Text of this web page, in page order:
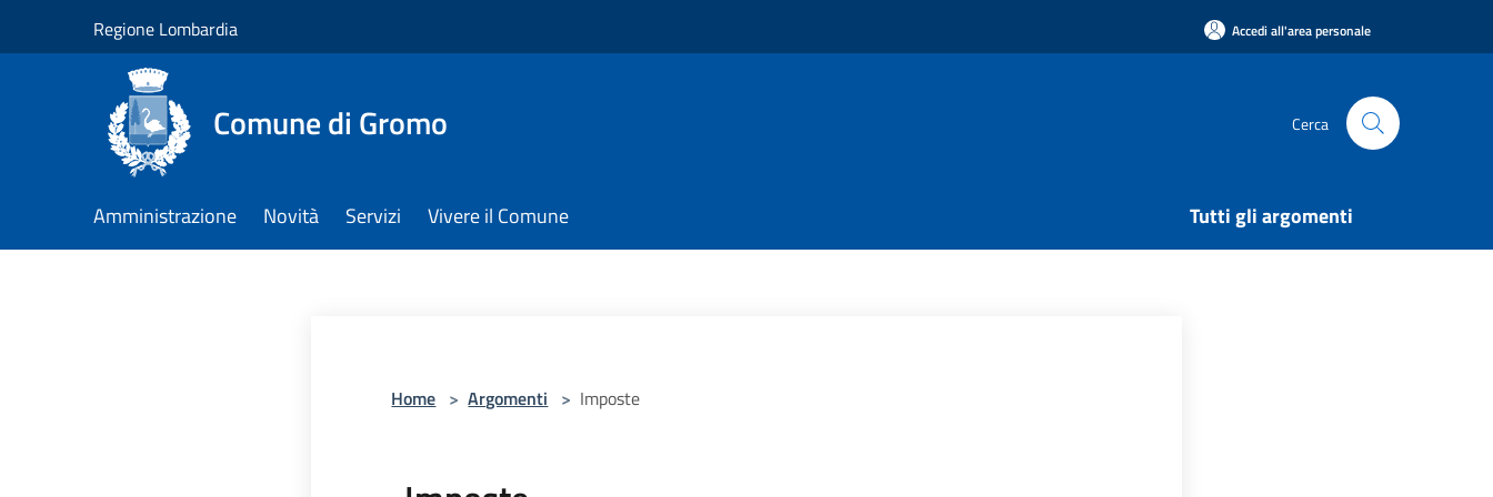
Regione Lombardia Accedi all'area personale
Comune di Gromo Cerca
Amministrazione Novità Servizi Vivere il Comune Tutti gli argomenti
Home > Argomenti > Imposte